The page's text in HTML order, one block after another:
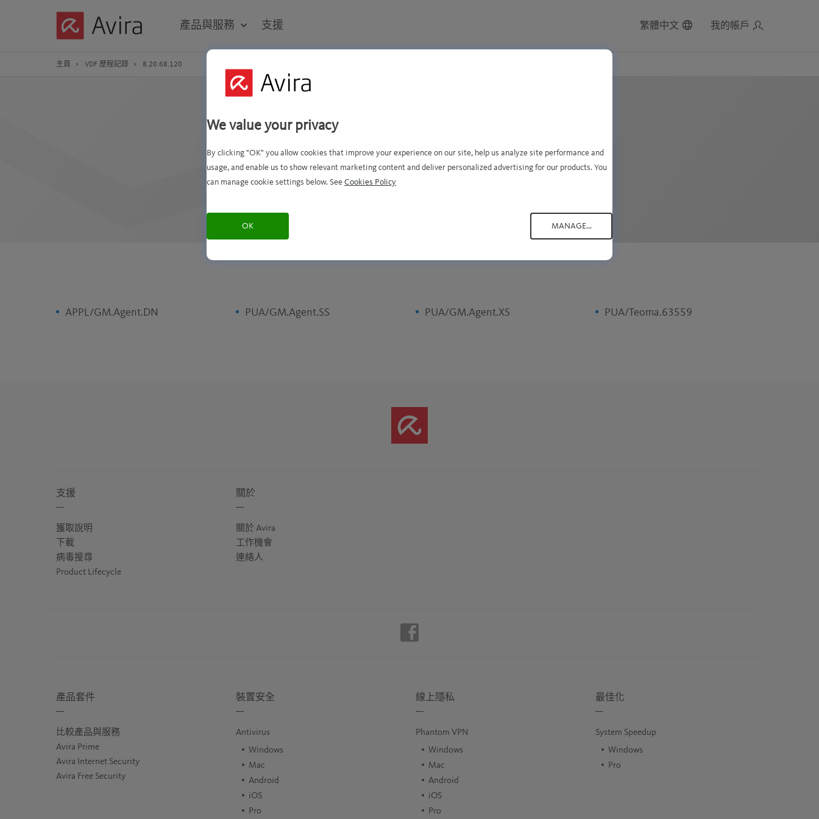
產品與服務 支援 繁體中文 我的帳戶
主頁 VDF 歷程記錄 8.20.68.120
XVDF 版本 8.20.68.120 详细信息
此 VDF 檔案的發行日期為 2025年12月2日 星期二 12:32 下午 GMT+1
下列簽章已新增至我們的簽章資料庫 (4 記錄 ):
APPL/GM.Agent.DN PUA/GM.Agent.SS PUA/GM.Agent.XS PUA/Teoma.63559
支援
獲取說明
下載
病毒搜尋
Product Lifecycle
關於
關於 Avira
工作機會
連絡人
產品套件
比較產品與服務
Avira Prime
Avira Internet Security
Avira Free Security
裝置安全
Antivirus
Windows
Mac
Android
iOS
Pro
線上隱私
Phantom VPN
Windows
Mac
Android
iOS
Pro
最佳化
System Speedup
Windows
Pro
We value your privacy
By clicking "OK" you allow cookies that improve your experience on our site, help us analyze site performance and
usage, and enable us to show relevant marketing content and deliver personalized advertising for our products. You
can manage cookie settings below. See Cookies Policy
OK MANAGE...